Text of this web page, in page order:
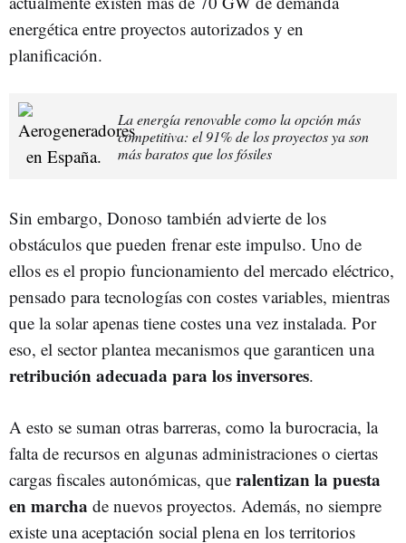
energética entre proyectos autorizados y en
planificación.
La energía renovable como la opción más
competitiva: el 91% de los proyectos ya son
más baratos que los fósiles
Sin embargo, Donoso también advierte de los
obstáculos que pueden frenar este impulso. Uno de
ellos es el propio funcionamiento del mercado eléctrico,
pensado para tecnologías con costes variables, mientras
que la solar apenas tiene costes una vez instalada. Por
eso, el sector plantea mecanismos que garanticen una
retribución adecuada para los inversores.
A esto se suman otras barreras, como la burocracia, la
falta de recursos en algunas administraciones o ciertas
cargas fiscales autonómicas, que ralentizan la puesta
en marcha de nuevos proyectos. Además, no siempre
existe una aceptación social plena en los territorios